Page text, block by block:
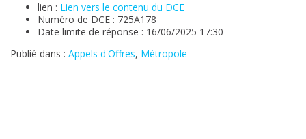
lien : Lien vers le contenu du DCE
Numéro de DCE : 725A178
Date limite de réponse : 16/06/2025 17:30
Publié dans : Appels d'Offres, Métropole